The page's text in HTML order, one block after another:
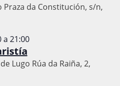
Praza da Constitución, s/n,
a 21:00
Lugo Rúa da Raiña, 2,